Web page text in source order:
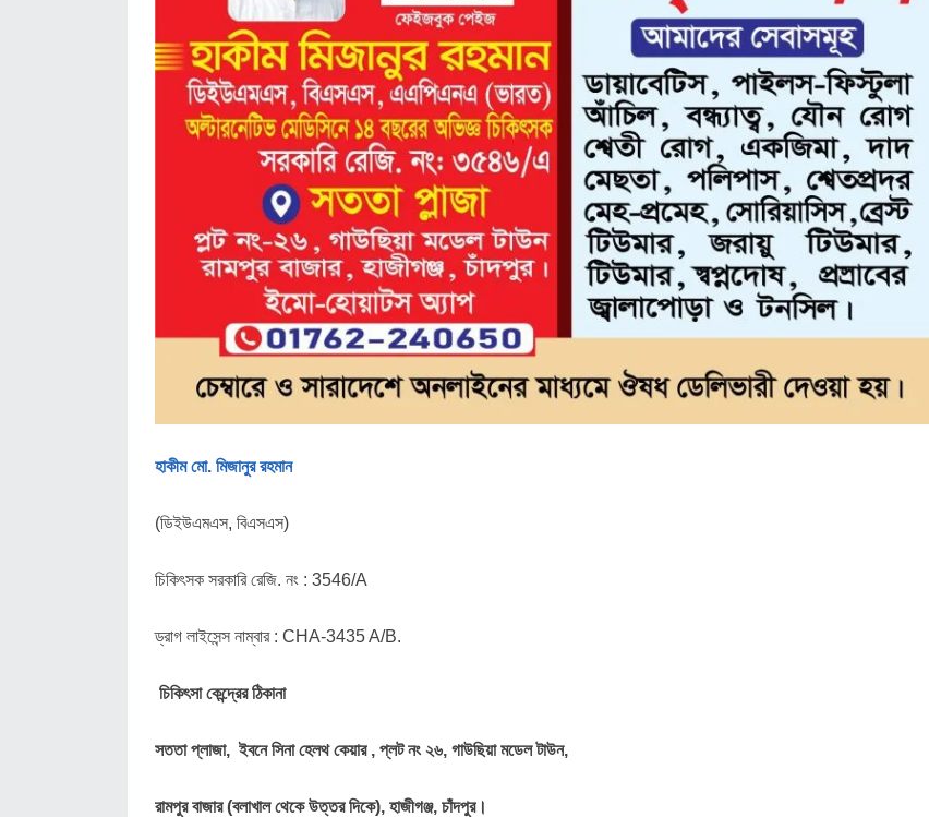
হাকীম মো. মিজানুর রহমান
(ডিইউএমএস, বিএসএস)
চিকিৎসক সরকারি রেজি. নং : 3546/A
ড্রাগ লাইসেন্স নাম্বার : CHA-3435 A/B.
চিকিৎসা কেন্দ্রের ঠিকানা
সততা প্লাজা, ইবনে সিনা হেলথ কেয়ার , প্লট নং ২৬, গাউছিয়া মডেল টাউন,
রামপুর বাজার (বলাখাল থেকে উত্তর দিকে), হাজীগঞ্জ, চাঁদপুর।